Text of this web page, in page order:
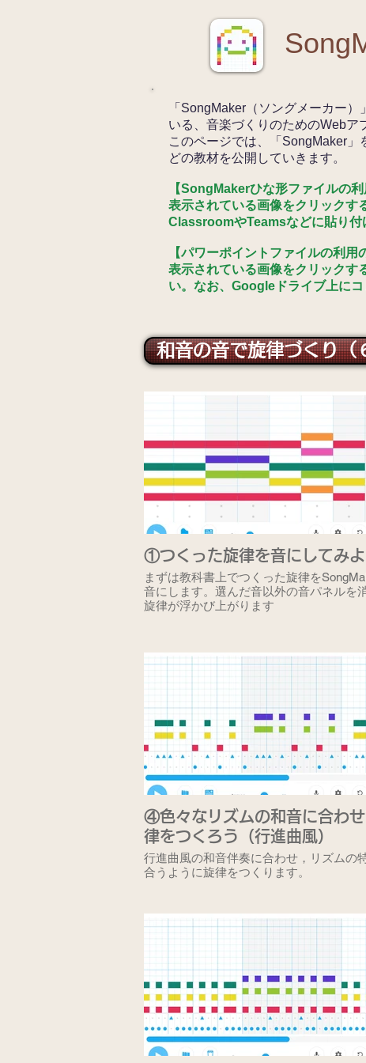
「SongMaker（ソングメーカー
いる、音楽づくりのためのWebア
このページでは、「SongMaker
どの教材を公開していきます。
【SongMakerひな形ファイルの利
表示されている画像をクリックす
ClassroomやTeamsなどに貼り付
【パワーポイントファイルの利
表示されている画像をクリックす
い。なお、Googleドライブ上に
和音の音で旋律づくり（
①つくった旋律を音にしてみ
まずは教科書上でつくった旋律を
音にします。選んだ音以外の音パネルを
旋律が浮かび上がります
④色々なリズムの和音に合わ
律をつくろう（行進曲風）
行進曲風の和音伴奏に合わせ，リズムの
合うように旋律をつくります。